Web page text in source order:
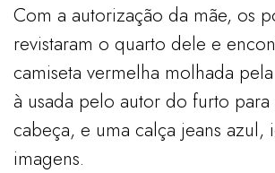
Com a autorização da mãe, os
revistaram o quarto dele e
camiseta vermelha molhada
à usada pelo autor do furto
cabeça, e uma calça jeans azul,
imagens.